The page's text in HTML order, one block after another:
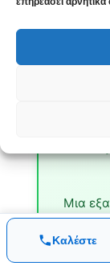
Μια
να
Καλέστε